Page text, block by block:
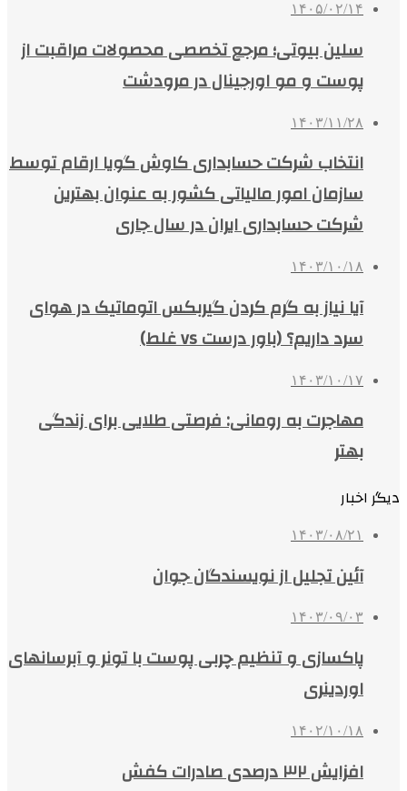
۱۴۰۵/۰۲/۱۴
سلین بیوتی؛ مرجع تخصصی محصولات مراقبت از
پوست و مو اورجینال در مرودشت
۱۴۰۳/۱۱/۲۸
انتخاب شرکت حسابداری کاوش گویا ارقام توسط
سازمان امور مالیاتی کشور به عنوان بهترین
شرکت حسابداری ایران در سال جاری
۱۴۰۳/۱۰/۱۸
آیا نیاز به گرم کردن گیربکس اتوماتیک در هوای
سرد داریم؟ (باور درست vs غلط)
۱۴۰۳/۱۰/۱۷
مهاجرت به رومانی: فرصتی طلایی برای زندگی
بهتر
دیگر اخبار
۱۴۰۳/۰۸/۲۱
آئین تجلیل از نویسندگان جوان
۱۴۰۳/۰۹/۰۳
پاکسازی و تنظیم چربی پوست با تونر و آبرسانهای
اوردینری
۱۴۰۲/۱۰/۱۸
افزایش ۳۲ درصدی صادرات کفش